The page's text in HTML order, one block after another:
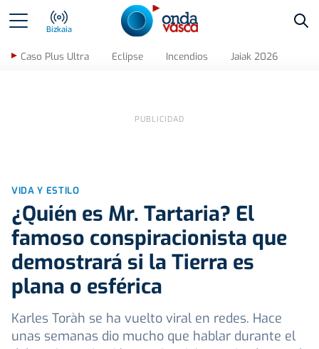
Bizkaia
Caso Plus Ultra Eclipse Incendios Jaiak 2026
VIDA Y ESTILO
¿Quién es Mr. Tartaria? El
famoso conspiracionista que
demostrará si la Tierra es
plana o esférica
Karles Toràh se ha vuelto viral en redes. Hace
unas semanas dio mucho que hablar durante el